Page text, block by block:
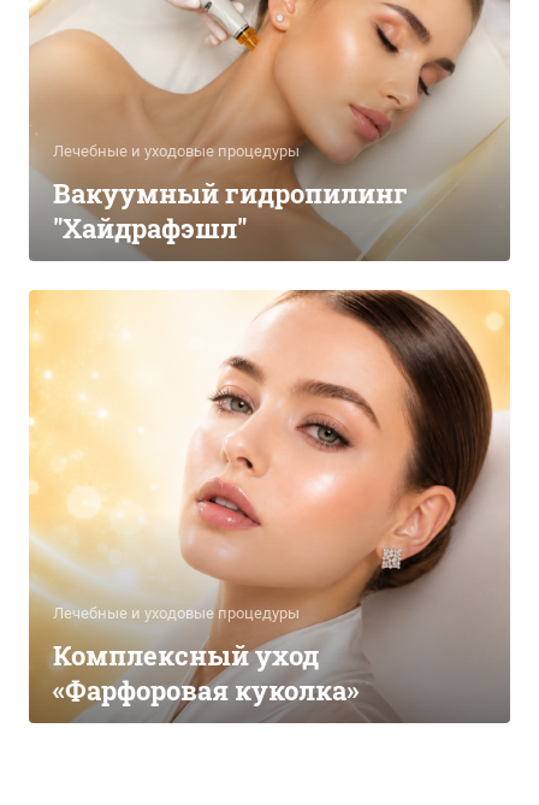
Лечебные и уходовые процедуры
Вакуумный гидропилинг
"Хайдрафэшл"
Лечебные и уходовые процедуры
Комплексный уход
«Фарфоровая куколка»